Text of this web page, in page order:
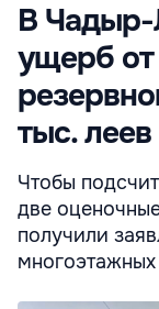
В Чадыр-
ущерб
тыс. леев
Чтобы
две
получили